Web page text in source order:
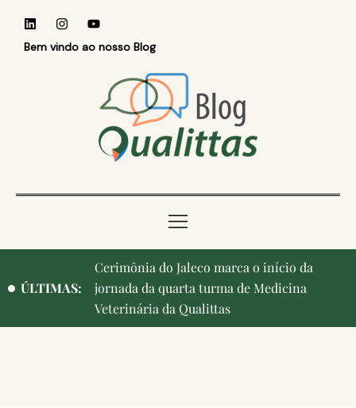
Bem vindo ao nosso Blog
ÚLTIMAS:
Qualittas, Portas Abertas! e aniversário de
Campinas, cidade onde nasceu a instituição,
ganham destaque na imprensa